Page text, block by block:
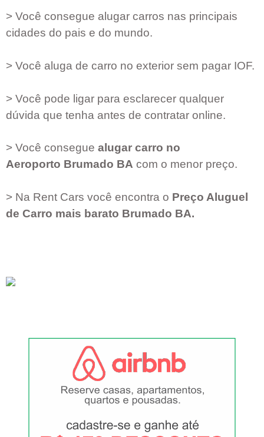
> Você consegue alugar carros nas principais
cidades do pais e do mundo.
> Você aluga de carro no exterior sem pagar IOF.
> Você pode ligar para esclarecer qualquer
dúvida que tenha antes de contratar online.
> Você consegue alugar carro no
Aeroporto Brumado BA com o menor preço.
> Na Rent Cars você encontra o Preço Aluguel
de Carro mais barato Brumado BA.